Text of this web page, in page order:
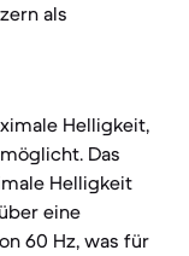
als
Helligkeit,
Das
Helligkeit
eine
60 Hz, was für